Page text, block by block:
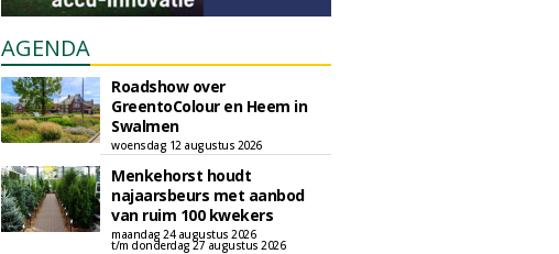
AGENDA
Roadshow over
GreentoColour en Heem in
Swalmen
woensdag 12 augustus 2026
Menkehorst houdt
najaarsbeurs met aanbod
van ruim 100 kwekers
maandag 24 augustus 2026
t/m donderdag 27 augustus 2026